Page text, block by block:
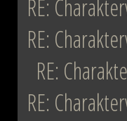
RE:
RE:
RE:
RE: